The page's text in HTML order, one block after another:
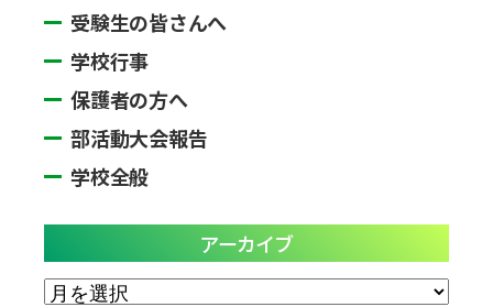
受験生の皆さんへ
学校行事
保護者の方へ
部活動大会報告
学校全般
アーカイブ
ア